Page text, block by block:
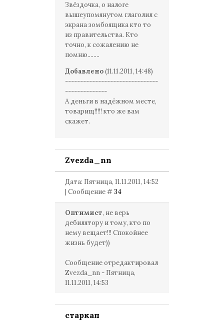
Звёздочка, о налоге
вышеупомянутом глаголил с
экрана зомбоящика кто то
из правительства. Кто
точно, к сожалению не
помню........
Добавлено(11.11.2011, 14:48)
-------------------------------
--------------
А деньги в надёжном месте,
товарищ!!!!! кто же вам
скажет.
Zvezda_nn
Дата: Пятница, 11.11.2011, 14:52
| Сообщение #34
Оптимист, не верь
дебилятору и тому, кто по
нему вещает!!! Спокойнее
жизнь будет))
Сообщение отредактировал
Zvezda_nn - Пятница,
11.11.2011, 14:53
старкап